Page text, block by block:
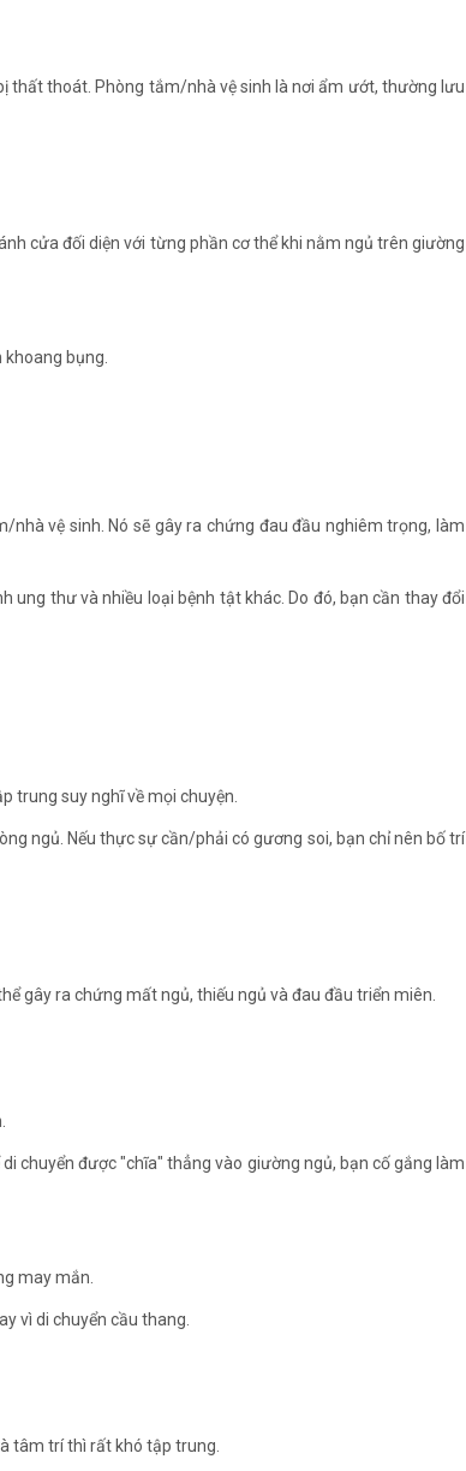
thất thoát. Phòng tắm/nhà vệ sinh là nơi ẩm ướt, thường lưu
cửa đối diện với từng phần cơ thể khi nằm ngủ trên giường
bụng.
vệ sinh. Nó sẽ gây ra chứng đau đầu nghiêm trọng, làm
ung thư và nhiều loại bệnh tật khác. Do đó, bạn cần thay đổi
trung suy nghĩ về mọi chuyện.
ngủ. Nếu thực sự cần/phải có gương soi, bạn chỉ nên bố trí
gây ra chứng mất ngủ, thiếu ngủ và đau đầu triển miên.
chuyển được "chĩa" thẳng vào giường ngủ, bạn cố gắng làm
may mắn.
vì di chuyển cầu thang.
tâm trí thì rất khó tập trung.